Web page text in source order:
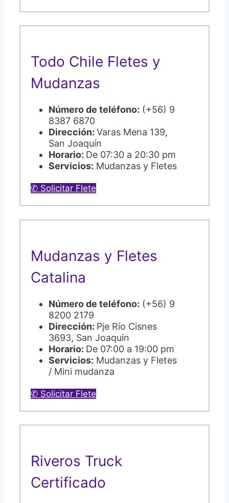
Todo Chile Fletes y
Mudanzas
Número de teléfono: (+56) 9
8387 6870
Dirección: Varas Mena 139,
San Joaquín
Horario: De 07:30 a 20:30 pm
Servicios: Mudanzas y Fletes
✆ Solicitar Flete
Mudanzas y Fletes
Catalina
Número de teléfono: (+56) 9
8200 2179
Dirección: Pje Río Cisnes
3693, San Joaquín
Horario: De 07:00 a 19:00 pm
Servicios: Mudanzas y Fletes
/ Mini mudanza
✆ Solicitar Flete
Riveros Truck
Certificado